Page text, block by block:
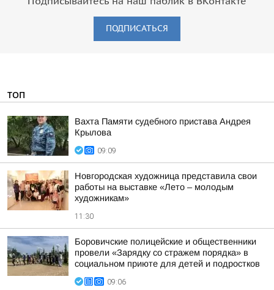
ПОДПИСАТЬСЯ
ТОП
Вахта Памяти судебного пристава Андрея
Крылова
09:09
Новгородская художница представила свои
работы на выставке «Лето – молодым
художникам»
11:30
Боровичские полицейские и общественники
провели «Зарядку со стражем порядка» в
социальном приюте для детей и подростков
09:06